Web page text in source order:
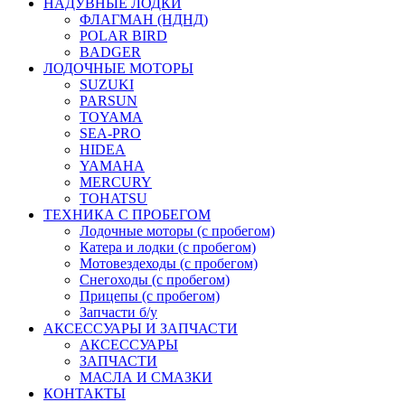
ФЛАГМАН (НДНД)
POLAR BIRD
BADGER
ЛОДОЧНЫЕ МОТОРЫ
SUZUKI
PARSUN
TOYAMA
SEA-PRO
HIDEA
YAMAHA
MERCURY
TOHATSU
ТЕХНИКА С ПРОБЕГОМ
Лодочные моторы (с пробегом)
Катера и лодки (с пробегом)
Мотовездеходы (с пробегом)
Снегоходы (с пробегом)
Прицепы (с пробегом)
Запчасти б/у
АКСЕССУАРЫ И ЗАПЧАСТИ
АКСЕССУАРЫ
ЗАПЧАСТИ
МАСЛА И СМАЗКИ
КОНТАКТЫ